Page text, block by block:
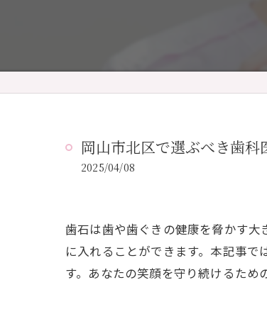
岡山市北区で選ぶべき歯
2025/04/08
歯石は歯や歯ぐきの健康を脅かす
に入れることができます。本記事
す。あなたの笑顔を守り続けるため